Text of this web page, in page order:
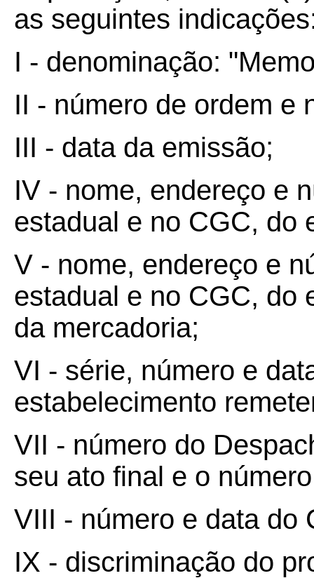
as seguintes
I - denominação:
II - número de ordem e
III - data da emissão;
IV - nome, endereço e
estadual e no CGC, do
V - nome, endereço e
estadual e no CGC, do
da mercadoria;
VI - série, número e
estabelecimento
VII - número do
seu ato final e o
VIII - número e data do
IX - discriminação do